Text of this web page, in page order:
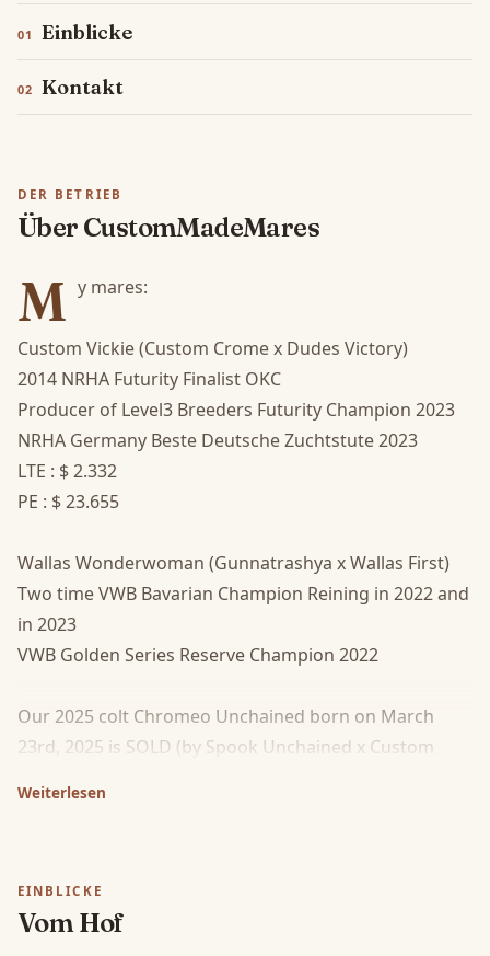
Einblicke
Kontakt
DER BETRIEB
Über CustomMadeMares
M y mares:
Custom Vickie (Custom Crome x Dudes Victory)
2014 NRHA Futurity Finalist OKC
Producer of Level3 Breeders Futurity Champion 2023
NRHA Germany Beste Deutsche Zuchtstute 2023
LTE : $ 2.332
PE : $ 23.655
Wallas Wonderwoman (Gunnatrashya x Wallas First)
Two time VWB Bavarian Champion Reining in 2022 and
in 2023
VWB Golden Series Reserve Champion 2022
Our 2025 colt Chromeo Unchained born on March
23rd, 2025 is SOLD (by Spook Unchained x Custom
For 2027 we are expecting a February foal by Shiners
Voodoo x Wallas Wonderwoman
Weiterlesen
EINBLICKE
Vom Hof